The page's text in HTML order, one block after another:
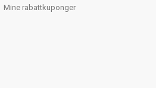
Mine rabattkuponger